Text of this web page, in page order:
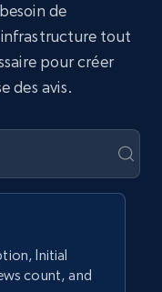
de
tout
pour créer
des avis.
Initial
count, and